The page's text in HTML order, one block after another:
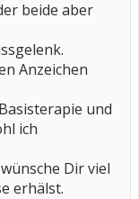
beide aber
Anzeichen
und
ich
Dir viel
erhälst.